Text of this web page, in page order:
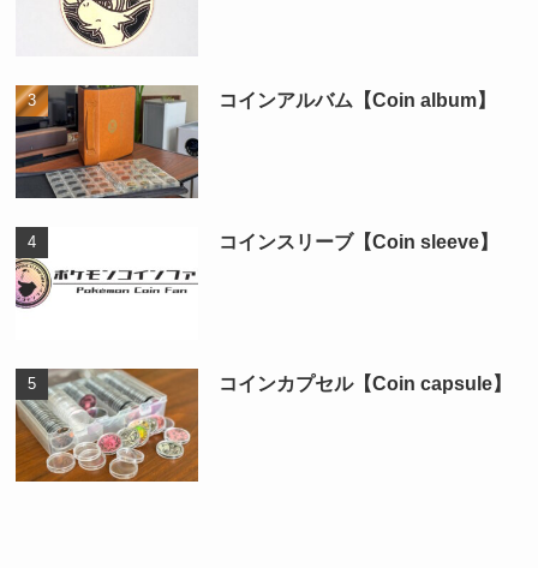
コインアルバム【Coin album】
コインスリーブ【Coin sleeve】
コインカプセル【Coin capsule】